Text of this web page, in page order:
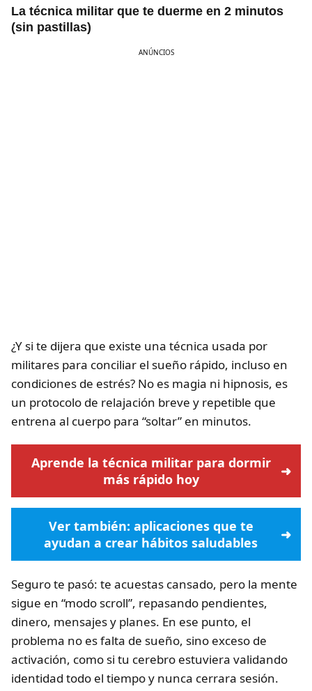
La técnica militar que te duerme en 2 minutos
(sin pastillas)
ANÚNCIOS
¿Y si te dijera que existe una técnica usada por
militares para conciliar el sueño rápido, incluso en
condiciones de estrés? No es magia ni hipnosis, es
un protocolo de relajación breve y repetible que
entrena al cuerpo para “soltar” en minutos.
Aprende la técnica militar para dormir
más rápido hoy
Ver también: aplicaciones que te
ayudan a crear hábitos saludables
Seguro te pasó: te acuestas cansado, pero la mente
sigue en “modo scroll”, repasando pendientes,
dinero, mensajes y planes. En ese punto, el
problema no es falta de sueño, sino exceso de
activación, como si tu cerebro estuviera validando
identidad todo el tiempo y nunca cerrara sesión.